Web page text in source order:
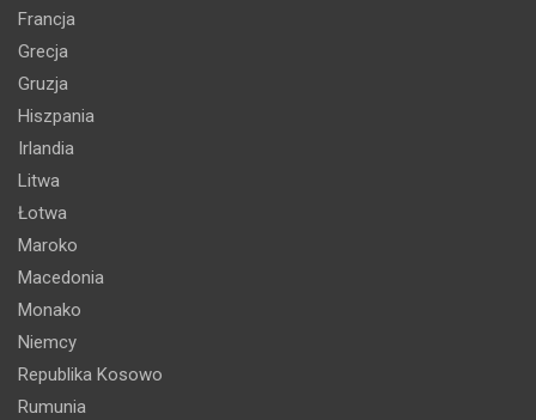
Francja
Grecja
Gruzja
Hiszpania
Irlandia
Litwa
Łotwa
Maroko
Macedonia
Monako
Niemcy
Republika Kosowo
Rumunia